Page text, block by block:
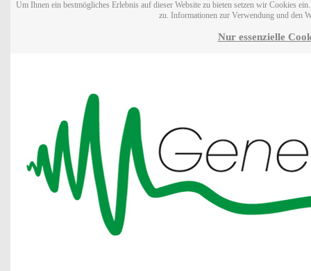
Um Ihnen ein bestmögliches Erlebnis auf dieser Website zu bieten setzen wir Cookies
zu. Informationen zur Verwendung und den
Nur essenzielle